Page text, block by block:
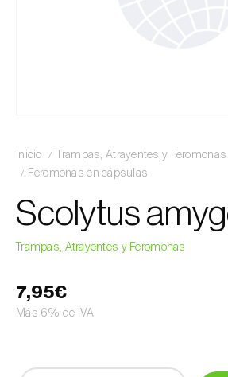
Inicio
Trampas, Atrayentes y Feromonas
Feromonas en cápsulas
Scolytus
Trampas, Atrayentes y Feromonas
7,95€
Más 6% de IVA